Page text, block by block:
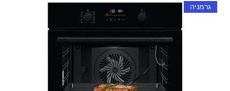
גרמניה